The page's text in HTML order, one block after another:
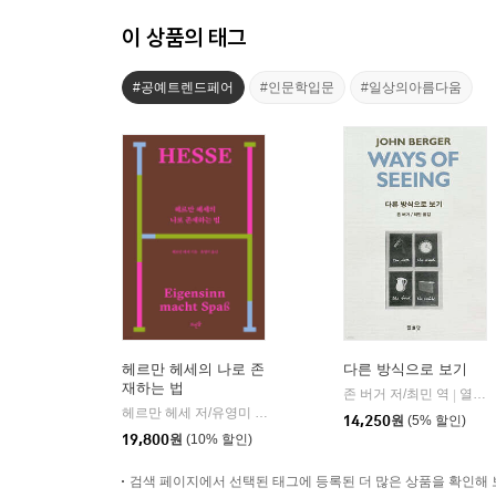
이 상품의 태그
#공예트렌드페어 #인문학입문 #일상의아름다움
헤르만 헤세의 나로 존
재하는 법
헤르만 헤세 저/유영미 역
19,800원 (10% 할인)
다른 방식으로 보기
존 버거 저/최민 역
열화당
14,250원 (5% 할인)
검색 페이지에서 선택된 태그에 등록된 더 많은 상품을 확인해